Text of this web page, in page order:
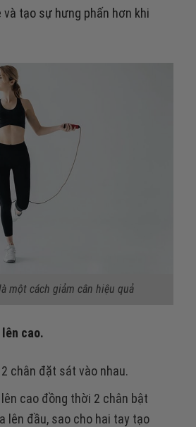
tạo sự hưng phấn hơn khi
một cách giảm cân hiệu quả
cao.
chân đặt sát vào nhau.
cao đồng thời 2 chân bật
lên đầu, sao cho hai tay tạo